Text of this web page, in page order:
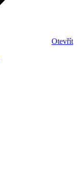
Otevřít